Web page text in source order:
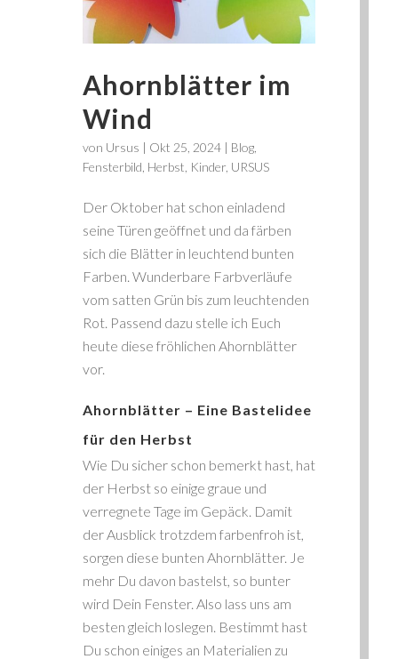
Ahornblätter im
Wind
von Ursus | Okt 25, 2024| Blog,
Fensterbild Herbst Kinder, URSUS
Der Oktober hat schon einladend
seine Türen geöffnet und da färben
sich die Blätter in leuchtend bunten
Farben. Wunderbare Farbverläufe
vom satten Grün bis zum leuchtenden
Rot. Passend dazu stelle ich Euch
heute diese fröhlichen Ahornblätter
vor.
Ahornblätter – Eine Bastelidee
für den Herbst
Wie Du sicher schon bemerkt hast, hat
der Herbst so einige graue und
verregnete Tage im Gepäck. Damit
der Ausblick trotzdem farbenfroh ist,
sorgen diese bunten Ahornblätter. Je
mehr Du davon bastelst, so bunter
wird Dein Fenster. Also lass uns am
besten gleich loslegen. Bestimmt hast
Du schon einiges an Materialien zu